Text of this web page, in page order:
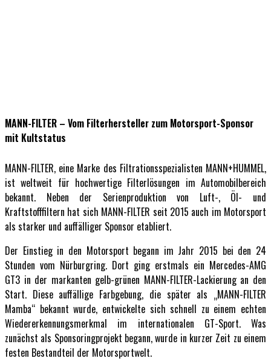
MANN-FILTER – Vom Filterhersteller zum Motorsport-Sponsor
mit Kultstatus
MANN-FILTER, eine Marke des Filtrationsspezialisten MANN+HUMMEL,
ist weltweit für hochwertige Filterlösungen im Automobilbereich
bekannt. Neben der Serienproduktion von Luft-, Öl- und
Kraftstofffiltern hat sich MANN-FILTER seit 2015 auch im Motorsport
als starker und auffälliger Sponsor etabliert.
Der Einstieg in den Motorsport begann im Jahr 2015 bei den 24
Stunden vom Nürburgring. Dort ging erstmals ein Mercedes-AMG
GT3 in der markanten gelb-grünen MANN-FILTER-Lackierung an den
Start. Diese auffällige Farbgebung, die später als „MANN-FILTER
Mamba“ bekannt wurde, entwickelte sich schnell zu einem echten
Wiedererkennungsmerkmal im internationalen GT-Sport. Was
zunächst als Sponsoringprojekt begann, wurde in kurzer Zeit zu einem
festen Bestandteil der Motorsportwelt.